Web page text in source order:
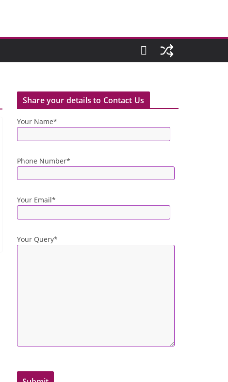
Share your details to Contact Us
Your Name*
Phone Number*
Your Email*
Your Query*